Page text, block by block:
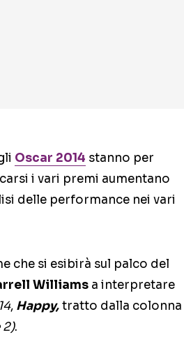
Oscar 2014 stanno per
i vari premi aumentano
delle performance nei vari
che si esibirà sul palco del
Williams a interpretare
, Happy,tratto dalla colonna
2).